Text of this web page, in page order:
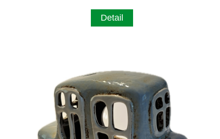
Detail